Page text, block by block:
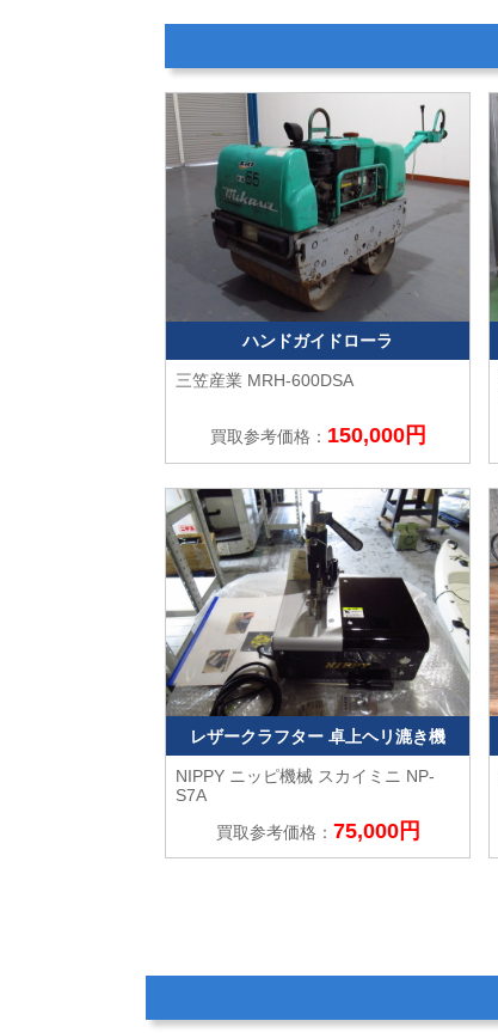
ハンドガイドローラ
三笠産業 MRH-600DSA
買取参考価格： 150,000円
レザークラフター 卓上ヘリ漉き機
NIPPY ニッピ機械 スカイミニ NP-
S7A
買取参考価格： 75,000円